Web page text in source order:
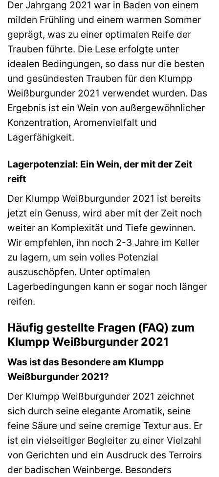
Der Jahrgang 2021 war in Baden von einem
milden Frühling und einem warmen Sommer
geprägt, was zu einer optimalen Reife der
Trauben führte. Die Lese erfolgte unter
idealen Bedingungen, so dass nur die besten
und gesündesten Trauben für den Klumpp
Weißburgunder 2021 verwendet wurden. Das
Ergebnis ist ein Wein von außergewöhnlicher
Konzentration, Aromenvielfalt und
Lagerfähigkeit.
Lagerpotenzial: Ein Wein, der mit der Zeit
reift
Der Klumpp Weißburgunder 2021 ist bereits
jetzt ein Genuss, wird aber mit der Zeit noch
weiter an Komplexität und Tiefe gewinnen.
Wir empfehlen, ihn noch 2-3 Jahre im Keller
zu lagern, um sein volles Potenzial
auszuschöpfen. Unter optimalen
Lagerbedingungen kann er sogar noch länger
reifen.
Häufig gestellte Fragen (FAQ) zum
Klumpp Weißburgunder 2021
Was ist das Besondere am Klumpp
Weißburgunder 2021?
Der Klumpp Weißburgunder 2021 zeichnet
sich durch seine elegante Aromatik, seine
feine Säure und seine cremige Textur aus. Er
ist ein vielseitiger Begleiter zu einer Vielzahl
von Gerichten und ein Ausdruck des Terroirs
der badischen Weinberge. Besonders